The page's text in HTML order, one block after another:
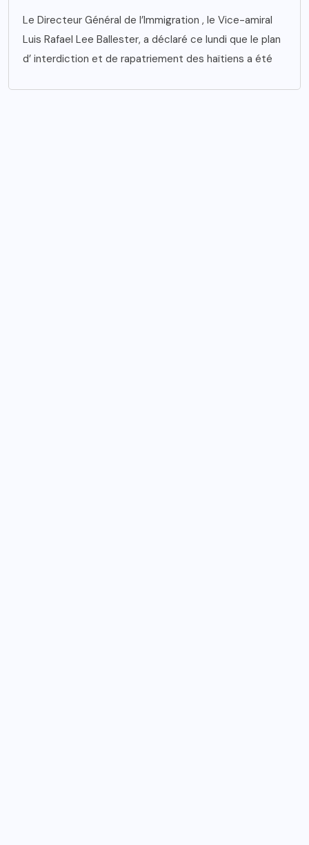
Le Directeur Général de l’Immigration , le Vice-amiral
Luis Rafael Lee Ballester, a déclaré ce lundi que le plan
d’ interdiction et de rapatriement des haïtiens a été